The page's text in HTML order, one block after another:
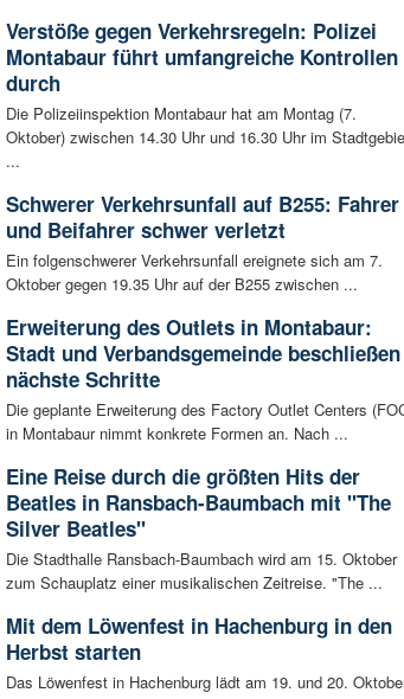
Verstöße gegen Verkehrsregeln: Polizei
Montabaur führt umfangreiche Kontrollen
durch
Die Polizeiinspektion Montabaur hat am Montag (7.
Oktober) zwischen 14.30 Uhr und 16.30 Uhr im
...
Schwerer Verkehrsunfall auf B255: Fahrer
und Beifahrer schwer verletzt
Ein folgenschwerer Verkehrsunfall ereignete sich am 7.
Oktober gegen 19.35 Uhr auf der B255 zwischen ...
Erweiterung des Outlets in Montabaur:
Stadt und Verbandsgemeinde beschließen
nächste Schritte
Die geplante Erweiterung des Factory Outlet Centers
in Montabaur nimmt konkrete Formen an. Nach ...
Eine Reise durch die größten Hits der
Beatles in Ransbach-Baumbach mit "The
Silver Beatles"
Die Stadthalle Ransbach-Baumbach wird am 15. Oktober
zum Schauplatz einer musikalischen Zeitreise. "The ...
Mit dem Löwenfest in Hachenburg in den
Herbst starten
Das Löwenfest in Hachenburg lädt am 19. und 20.